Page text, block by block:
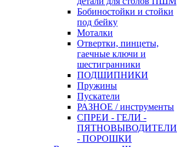
Бобиностойки и стойки
под бейку
Моталки
Отвертки, пинцеты,
гаечные ключи и
шестигранники
ПОДШИПНИКИ
Пружины
Пускатели
РАЗНОЕ / инструменты
СПРЕИ - ГЕЛИ -
ПЯТНОВЫВОДИТЕЛИ
- ПОРОШКИ